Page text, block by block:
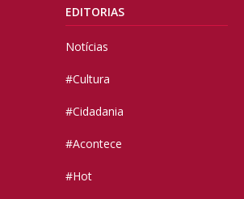
EDITORIAS
Notícias
#Cultura
#Cidadania
#Acontece
#Hot